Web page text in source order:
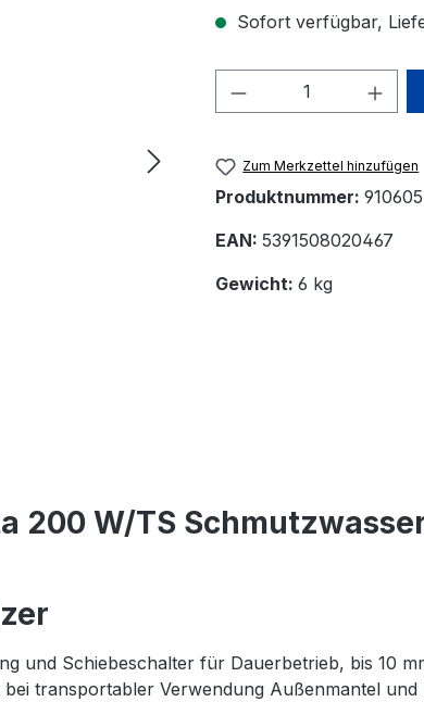
Sofort verfügbar,
Produkt
Zum Merkzettel hinzufügen
Produktnummer: 910605
EAN: 5391508020467
Gewicht: 6 kg
200 W/TS
und Schiebeschalter für Dauerbetrieb, bis 10
transportabler Verwendung Außenmantel